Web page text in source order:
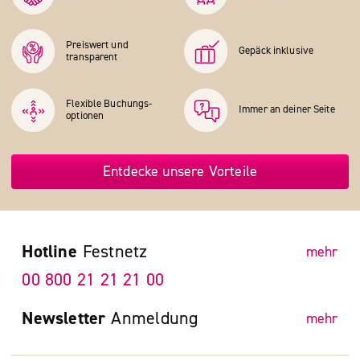
Preiswert und
transparent
Gepäck inklusive
Flexible Buchungs­
optionen
Immer an deiner Seite
Entdecke unsere Vorteile
Hotline Festnetz mehr
00 800 21 21 21 00
Newsletter Anmeldung mehr